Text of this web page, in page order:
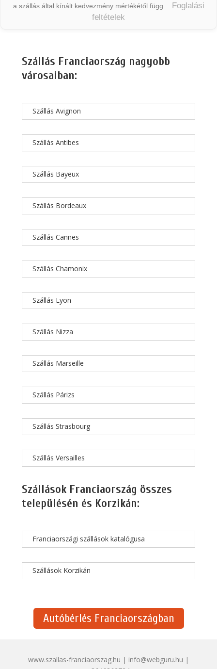
a szállás által kínált kedvezmény mértékétől függ.
Foglalási
feltételek
Szállás Franciaország nagyobb
városaiban:
Szállás Avignon
Szállás Antibes
Szállás Bayeux
Szállás Bordeaux
Szállás Cannes
Szállás Chamonix
Szállás Lyon
Szállás Nizza
Szállás Marseille
Szállás Párizs
Szállás Strasbourg
Szállás Versailles
Szállások Franciaország összes
településén és Korzikán:
Franciaországi szállások katalógusa
Szállások Korzikán
Autóbérlés Franciaországban
www.szallas-franciaorszag.hu | info@webguru.hu |